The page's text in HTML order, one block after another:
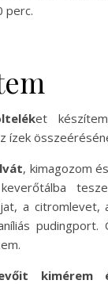
perc.
et
ízek
, kimagozom
a citromlevet,
pudingport.
kimérem